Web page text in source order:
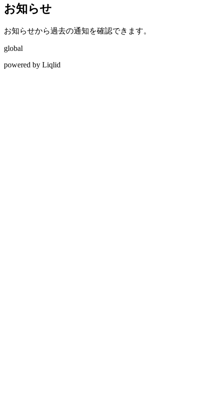
お知らせ
お知らせから過去の通知を確認できます。
global
powered by Liqlid